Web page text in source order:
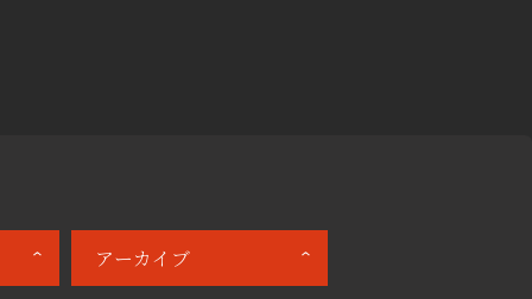
アーカイブ